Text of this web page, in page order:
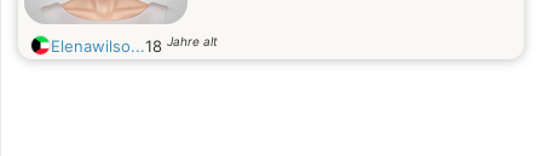
Elenawilso...18 Jahre alt